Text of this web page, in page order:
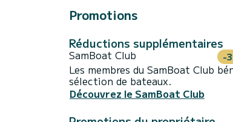
Promotions
Réductions supplémentaires
SamBoat Club -
Les membres du SamBoat Club
sélection de bateaux.
Découvrez le SamBoat Club